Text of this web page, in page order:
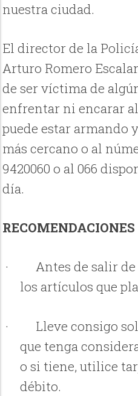
nuestra ciudad.
El director de la
Arturo Romero
de ser víctima de
enfrentar ni encarar
puede estar armando
más cercano o al
9420060 o al 066
día.
·
Antes de salir de
los artículos que
·
Lleve consigo
que tenga
o si tiene, utilice
débito.